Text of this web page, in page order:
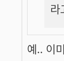
예.. 이